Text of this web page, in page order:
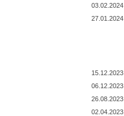
03.02.2024
27.01.2024
15.12.2023
06.12.2023
26.08.2023
02.04.2023